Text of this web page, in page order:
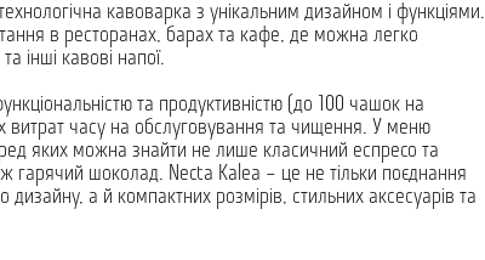
кавоварка з унікальним дизайном і функціями.
в ресторанах, барах та кафе, де можна легко
інші кавові напої.
та продуктивністю (до 100 чашок на
витрат часу на обслуговування та чищення. У меню
яких можна знайти не лише класичний еспресо та
гарячий шоколад. Necta Kalea – це не тільки поєднання
дизайну, а й компактних розмірів, стильних аксесуарів та